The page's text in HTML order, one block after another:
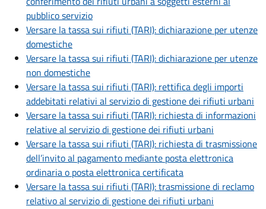
pubblico servizio
Versare la tassa sui rifiuti (TARI): dichiarazione per utenze
domestiche
Versare la tassa sui rifiuti (TARI): dichiarazione per utenze
non domestiche
Versare la tassa sui rifiuti (TARI): rettifica degli importi
addebitati relativi al servizio di gestione dei rifiuti urbani
Versare la tassa sui rifiuti (TARI): richiesta di informazioni
relative al servizio di gestione dei rifiuti urbani
Versare la tassa sui rifiuti (TARI): richiesta di trasmissione
dell’invito al pagamento mediante posta elettronica
ordinaria o posta elettronica certificata
Versare la tassa sui rifiuti (TARI): trasmissione di reclamo
relativo al servizio di gestione dei rifiuti urbani